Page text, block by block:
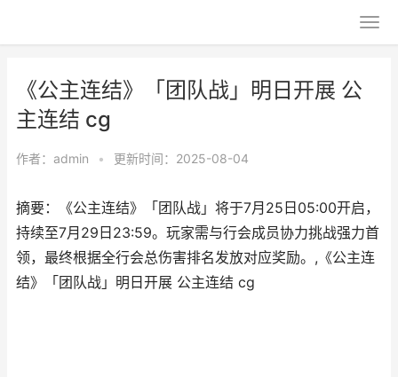
《公主连结》「团队战」明日开展 公
主连结 cg
作者： admin • 更新时间：2025-08-04
摘要：《公主连结》「团队战」将于7月25日05:00开启，
持续至7月29日23:59。玩家需与行会成员协力挑战强力首
领，最终根据全行会总伤害排名发放对应奖励。,《公主连
结》「团队战」明日开展 公主连结 cg